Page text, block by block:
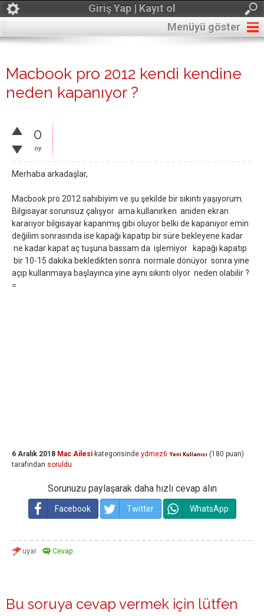
Giriş Yap | Kayıt ol
Menüyü göster
Macbook pro 2012 kendi kendine
neden kapanıyor ?
0
oy
Merhaba arkadaşlar,
Macbook pro 2012 sahibiyim ve şu şekilde bir sıkıntı yaşıyorum.
Bilgisayar sorunsuz çalışyor ama kullanırken aniden ekran
kararıyor bilgisayar kapanmış gibi oluyor belki de kapanıyor emin
değilim sonrasında ise kapağı kapatıp bir süre bekleyene kadar
ne kadar kapat aç tuşuna bassam da işlemiyor kapağı kapatıp
bir 10-15 dakika bekledikten sonra normale dönüyor sonra yine
açıp kullanmaya başlayınca yine aynı sıkıntı olyor neden olabilir ?
=
6 Aralık 2018 Mac Ailesi kategorisinde ydmez6 Yeni Kullanıcı (180 puan)
tarafından soruldu
Sorunuzu paylaşarak daha hızlı cevap alın
Facebook Twitter WhatsApp
Bu soruya cevap vermek için lütfen